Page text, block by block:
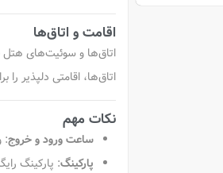
اقامت و اتاق‌ها
اتاق‌ها و سوئیت‌های هتل
اتاق‌ها، اقامتی دلپذیر
نکات مهم
ساعت ورود و خروج:
پارکینگ: پارکینگ